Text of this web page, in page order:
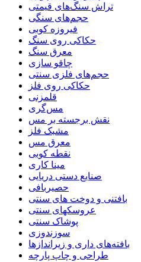
تراش سنگ‌های قیمتی
حجم‌های سنگی
فیروزه کوبی
حکاکی روی سنگ
معرق سنگ
چاقو سازی
حجم‌های فلزی سنتی
حکاکی روی فلز
قلمزنی
مس‌گری
نقش برجسته بر مس
مشبک فلز
معرق مس
نقطه کوبی
مینا کاری
صنایع دستی دریایی
حصیربافی
بافتنی‌ و دوخت های سنتی
عروسکهای سنتی
پوشاک سنتی
سوزندوزی
بافته‌های داری و زیراندازها
طراحی و چاپ پارچه